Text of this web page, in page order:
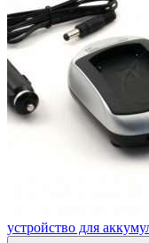
устройство для